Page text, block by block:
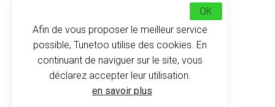
© Copyright 2026 -Tunetoo
Afin de vous proposer le meilleur service
possible, Tunetoo utilise des cookies. En
continuant de naviguer sur le site, vous
déclarez accepter leur utilisation.
en savoir plus
OK